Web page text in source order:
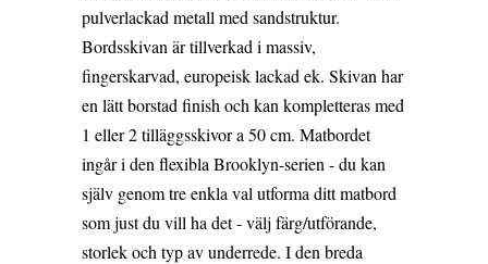
pulverlackad metall med sandstruktur.
Bordsskivan är tillverkad i massiv,
fingerskarvad, europeisk lackad ek. Skivan har
en lätt borstad finish och kan kompletteras med
1 eller 2 tilläggsskivor a 50 cm. Matbordet
ingår i den flexibla Brooklyn-serien - du kan
själv genom tre enkla val utforma ditt matbord
som just du vill ha det - välj färg/utförande,
storlek och typ av underrede. I den breda